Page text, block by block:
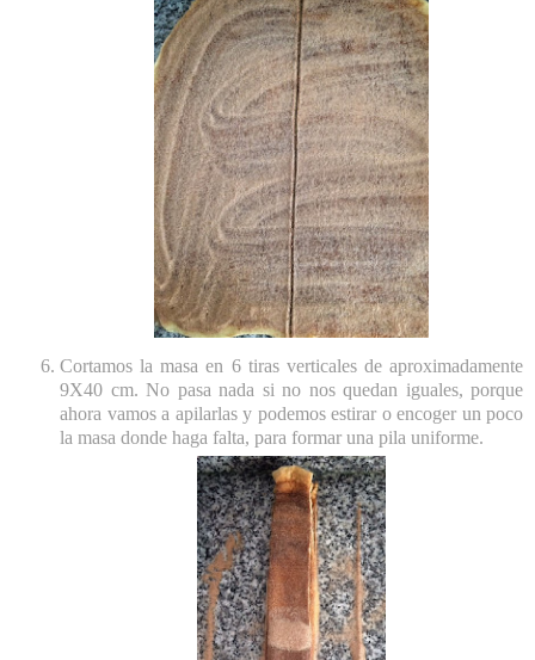
Cortamos la masa en 6 tiras verticales de aproximadamente
9X40 cm. No pasa nada si no nos quedan iguales, porque
ahora vamos a apilarlas y podemos estirar o encoger un poco
la masa donde haga falta, para formar una pila uniforme.